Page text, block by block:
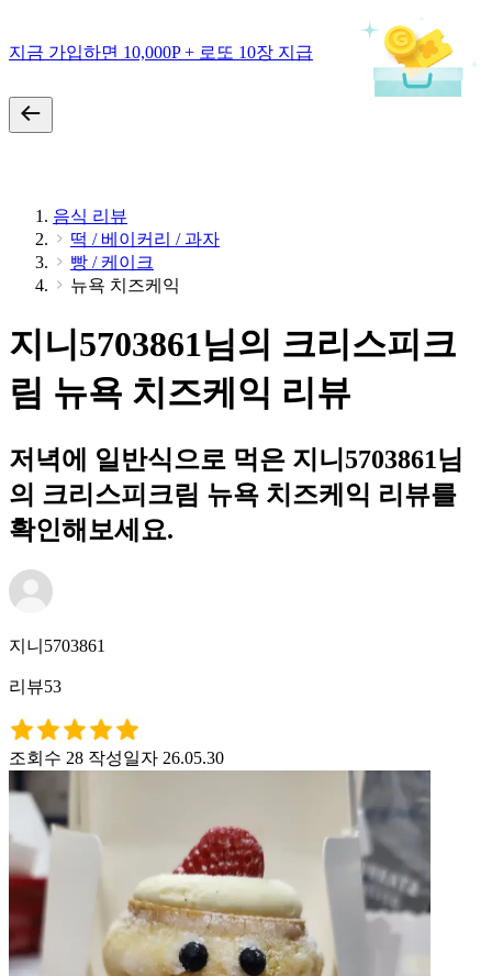
지금 가입하면 10,000P + 로또 10장 지급
음식 리뷰
떡 / 베이커리 / 과자
빵 / 케이크
뉴욕 치즈케익
지니5703861님의 크리스피크
림 뉴욕 치즈케익 리뷰
저녁에 일반식으로 먹은 지니5703861님
의 크리스피크림 뉴욕 치즈케익 리뷰를
확인해보세요.
지니5703861
리뷰53
조회수 28 작성일자 26.05.30